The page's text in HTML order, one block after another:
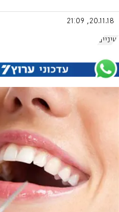
20.11.18, 21:09
שיניים